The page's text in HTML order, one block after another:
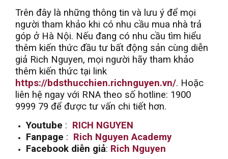
Trên đây là những thông tin và lưu ý để mọi
người tham khảo khi có nhu cầu mua nhà trả
góp ở Hà Nội. Nếu đang có nhu cầu tìm hiểu
thêm kiến thức đầu tư bất động sản cùng diễn
giả Rich Nguyen, mọi người hãy tham khảo
thêm kiến thức tại link
https://bdsthucchien.richnguyen.vn/. Hoặc
liên hệ ngay với RNA theo số hotline: 1900
9999 79 để được tư vấn chi tiết hơn.
Youtube : RICH NGUYEN
Fanpage : Rich Nguyen Academy
Facebook diễn giả: Rich Nguyen